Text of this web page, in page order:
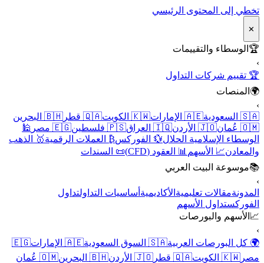
تخطي إلى المحتوى الرئيسي
✕
🏆 الوسطاء والتقييمات
›
🏆 تقييم شركات التداول
🌍 المنصات
›
🇸🇦 السعودية
🇦🇪 الإمارات 🇰🇼 الكويت 🇶🇦 قطر
🇧🇭 البحرين
🇴🇲 عُمان
🇯🇴 الأردن 🇮🇶 العراق 🇵🇸 فلسطين 🇪🇬 مصر
🕌
الوسطاء الإسلامية الحلال💱 الفوركس₿ العملات الرقمية🥇 الذهب
والمعادن📈 الأسهم 📊 العقود (CFD)
📜 السندات
📚موسوعة البيت العربي
›
المدونةمقالات تعليمية الأكاديمية أساسيات التداولتداول
الفوركستداول الأسهم
📈 الأسهم والبورصات
›
🌍 كل البورصات العربية🇸🇦 السوق السعودية 🇦🇪 الإمارات
🇪🇬
مصر 🇰🇼 الكويت 🇶🇦 قطر 🇯🇴 الأردن 🇧🇭 البحرين
🇴🇲 عُمان